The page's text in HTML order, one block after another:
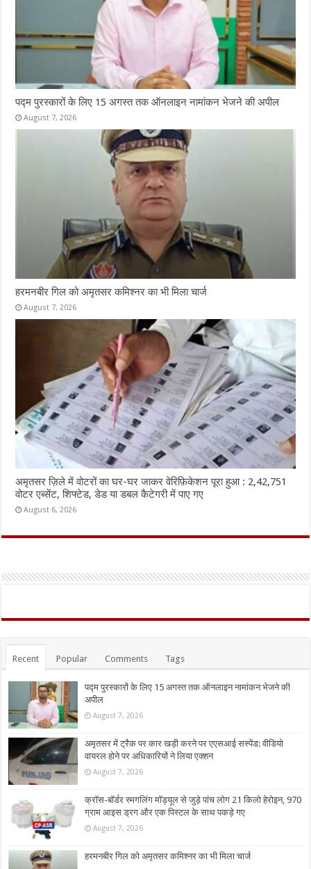
पद्म पुरस्कारों के लिए 15 अगस्त तक ऑनलाइन नामांकन भेजने की अपील
August 7, 2026
हरमनबीर गिल को अमृतसर कमिश्नर का भी मिला चार्ज
August 7, 2026
अमृतसर ज़िले में वोटरों का घर-घर जाकर वेरिफ़िकेशन पूरा हुआ : 2,42,751
वोटर एब्सेंट, शिफ्टेड, डेड या डबल कैटेगरी में पाए गए
August 6, 2026
Recent Popular Comments Tags
पद्म पुरस्कारों के लिए 15 अगस्त तक ऑनलाइन नामांकन भेजने की
अपील
August 7, 2026
अमृतसर में ट्रैक पर कार खड़ी करने पर एएसआई सस्पेंड: वीडियो
वायरल होने पर अधिकारियों ने लिया एक्शन
August 7, 2026
क्रॉस-बॉर्डर स्मगलिंग मॉड्यूल से जुड़े पांच लोग 21 किलो हेरोइन, 970
ग्राम आइस ड्रग और एक पिस्टल के साथ पकड़े गए
August 7, 2026
हरमनबीर गिल को अमृतसर कमिश्नर का भी मिला चार्ज